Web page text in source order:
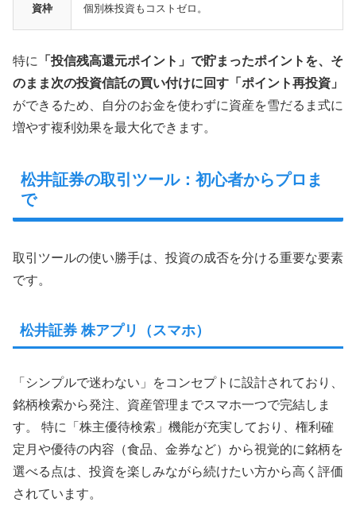
資枠
個別株投資もコストゼロ。
特に
「投信残高還元ポイント」で貯まったポイントを、そ
のまま次の投資信託の買い付けに回す「ポイント再投資」
ができるため、自分のお金を使わずに資産を雪だるま式に
増やす複利効果を最大化できます。
松井証券の取引ツール：初心者からプロま
で
取引ツールの使い勝手は、投資の成否を分ける重要な要素
です。
松井証券 株アプリ（スマホ）
「シンプルで迷わない」をコンセプトに設計されており、
銘柄検索から発注、資産管理までスマホ一つで完結しま
す。 特に「株主優待検索」機能が充実しており、権利確
定月や優待の内容（食品、金券など）から視覚的に銘柄を
選べる点は、投資を楽しみながら続けたい方から高く評価
されています。